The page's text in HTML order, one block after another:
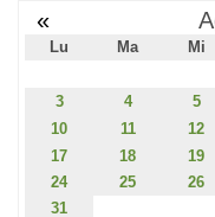
«
Lu Ma Mi
3
4 5
10
11 12
17
18 19
24
25 26
31